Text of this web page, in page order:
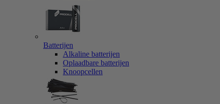
Batterijen
Alkaline batterijen
Oplaadbare batterijen
Knoopcellen